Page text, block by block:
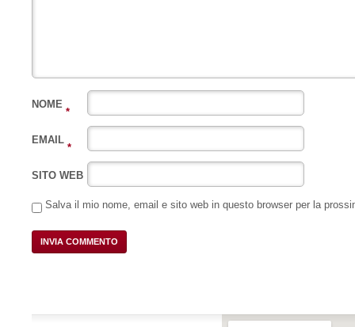
NOME
*
EMAIL
*
SITO WEB
Salva il mio nome, email e sito web in questo browser per la